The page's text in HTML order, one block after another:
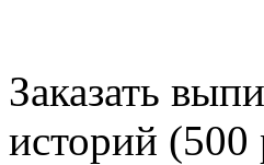
Заказать
историй (500